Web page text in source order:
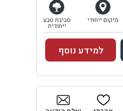
מיקום ייחודי סביבת טבע
ייחודית
למידע נוסף